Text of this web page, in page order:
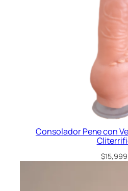
Consolador Pene con
$15,999